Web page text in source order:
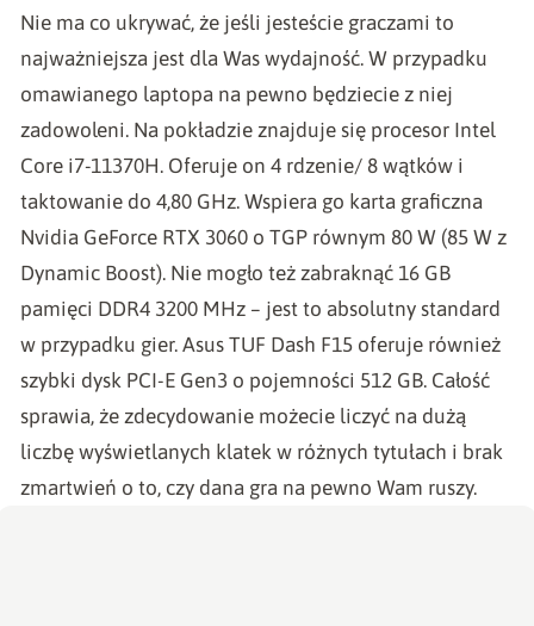
Nie ma co ukrywać, że jeśli jesteście graczami to
najważniejsza jest dla Was wydajność. W przypadku
omawianego laptopa na pewno będziecie z niej
zadowoleni. Na pokładzie znajduje się procesor Intel
Core i7-11370H. Oferuje on 4 rdzenie/ 8 wątków i
taktowanie do 4,80 GHz. Wspiera go karta graficzna
Nvidia GeForce RTX 3060 o TGP równym 80 W (85 W z
Dynamic Boost). Nie mogło też zabraknąć 16 GB
pamięci DDR4 3200 MHz – jest to absolutny standard
w przypadku gier. Asus TUF Dash F15 oferuje również
szybki dysk PCI-E Gen3 o pojemności 512 GB. Całość
sprawia, że zdecydowanie możecie liczyć na dużą
liczbę wyświetlanych klatek w różnych tytułach i brak
zmartwień o to, czy dana gra na pewno Wam ruszy.